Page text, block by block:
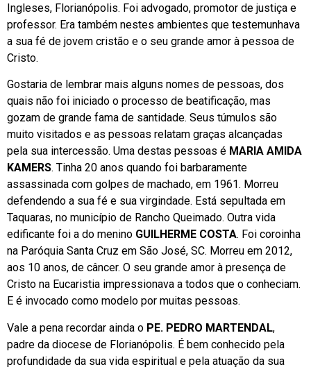
Ingleses, Florianópolis. Foi advogado, promotor de justiça e
professor. Era também nestes ambientes que testemunhava
a sua fé de jovem cristão e o seu grande amor à pessoa de
Cristo.
Gostaria de lembrar mais alguns nomes de pessoas, dos
quais não foi iniciado o processo de beatificação, mas
gozam de grande fama de santidade. Seus túmulos são
muito visitados e as pessoas relatam graças alcançadas
pela sua intercessão. Uma destas pessoas é MARIA AMIDA
KAMERS. Tinha 20 anos quando foi barbaramente
assassinada com golpes de machado, em 1961. Morreu
defendendo a sua fé e sua virgindade. Está sepultada em
Taquaras, no município de Rancho Queimado. Outra vida
edificante foi a do menino GUILHERME COSTA. Foi coroinha
na Paróquia Santa Cruz em São José, SC. Morreu em 2012,
aos 10 anos, de câncer. O seu grande amor à presença de
Cristo na Eucaristia impressionava a todos que o conheciam.
E é invocado como modelo por muitas pessoas.
Vale a pena recordar ainda o PE. PEDRO MARTENDAL,
padre da diocese de Florianópolis. É bem conhecido pela
profundidade da sua vida espiritual e pela atuação da sua